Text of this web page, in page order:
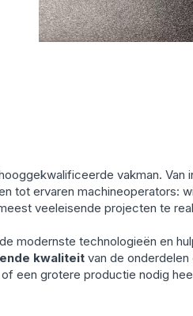
vakman. Van
tot ervaren machineoperators:
veeleisende projecten te
modernste technologieën en
kwaliteitvan de onderdelen
een grotere productie nodig